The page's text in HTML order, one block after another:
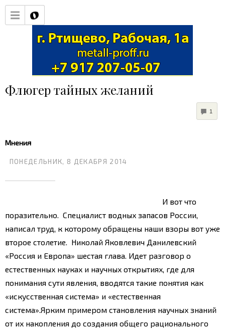
Флюгер тайных желаний
1
Мнения
ПОНЕДЕЛЬНИК, 8 ДЕКАБРЯ 2014
И вот что
поразительно. Специалист водных запасов России,
написал труд, к которому обращены наши взоры вот уже
второе столетие. Николай Яковлевич Данилевский
«Россия и Европа» шестая глава. Идет разговор о
естественных науках и научных открытиях, где для
понимания сути явления, вводятся такие понятия как
«искусственная система» и «естественная
система». Ярким примером становления научных знаний
от их накопления до создания общего рационального